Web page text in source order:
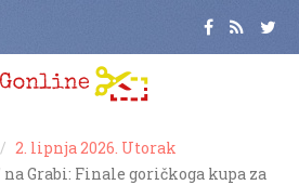
2. lipnja 2026. Utorak
na Grabi: Finale goričkoga kupa za